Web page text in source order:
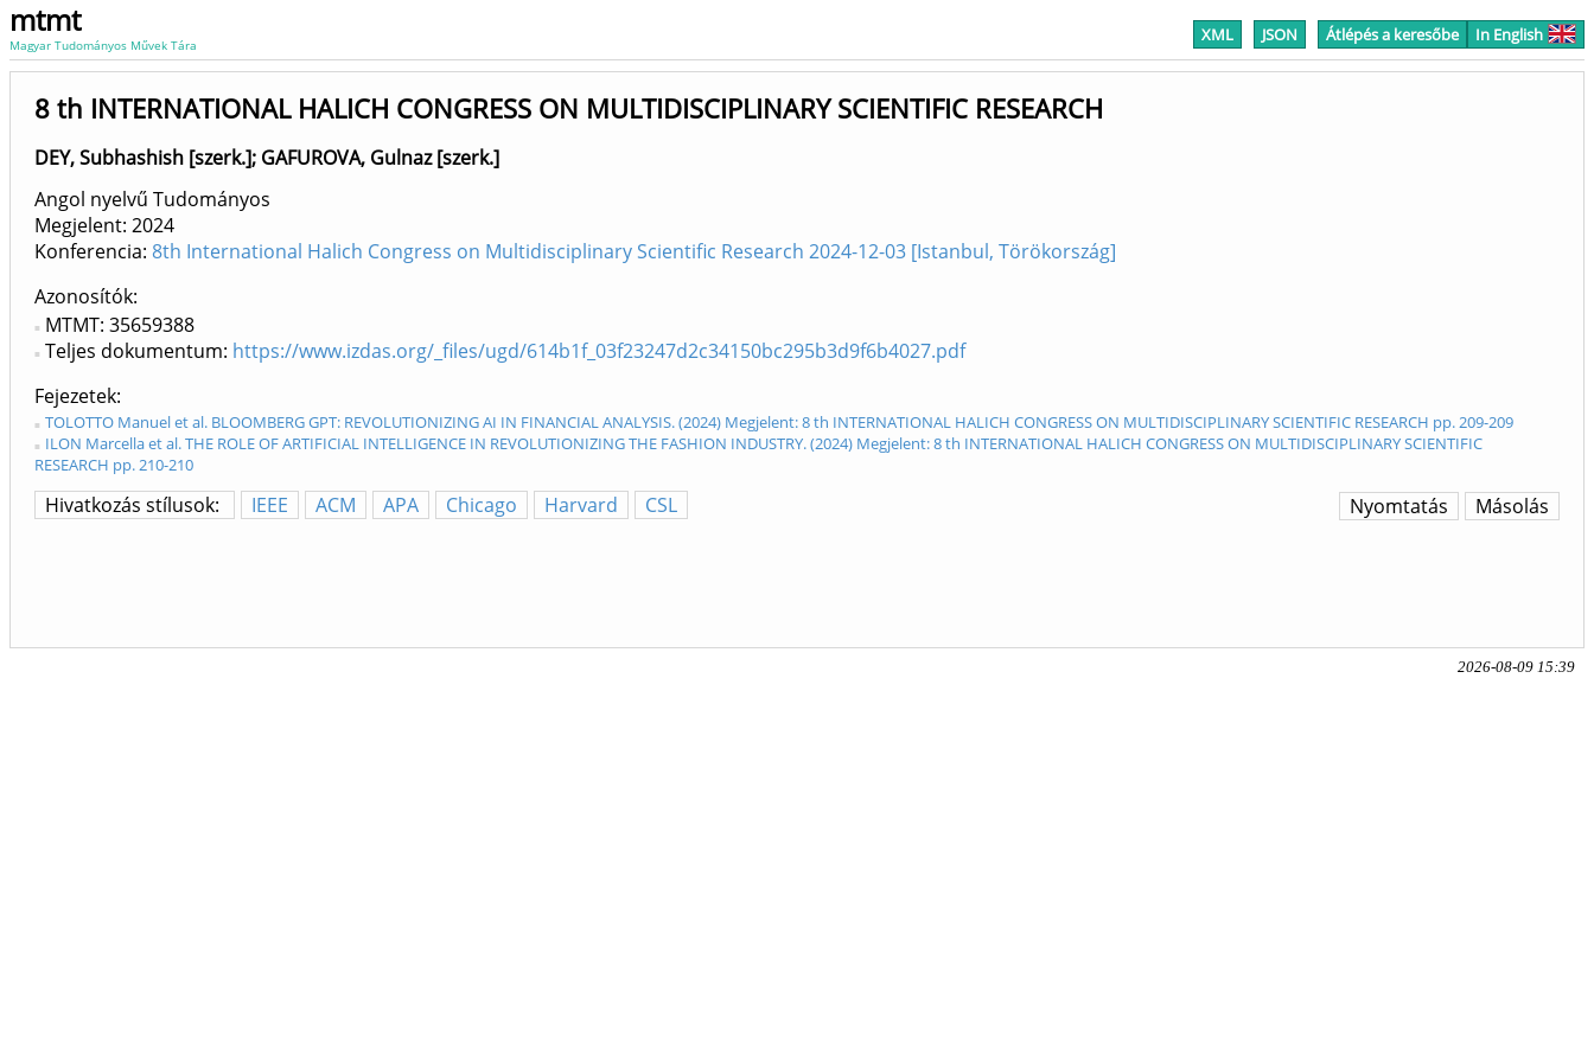
mtmt
Magyar Tudományos Művek Tára XML JSON Átlépés a keresőbe In English
8 th INTERNATIONAL HALICH CONGRESS ON MULTIDISCIPLINARY SCIENTIFIC RESEARCH
DEY, Subhashish [szerk.]; GAFUROVA, Gulnaz [szerk.]
Angol nyelvű Tudományos
Megjelent: 2024
Konferencia: 8th International Halich Congress on Multidisciplinary Scientific Research 2024-12-03 [Istanbul, Törökország]
Azonosítók
MTMT: 35659388
Teljes dokumentum: https://www.izdas.org/_files/ugd/614b1f_03f23247d2c34150bc295b3d9f6b4027.pdf
Fejezetek
TOLOTTO Manuel et al. BLOOMBERG GPT: REVOLUTIONIZING AI IN FINANCIAL ANALYSIS. (2024) Megjelent: 8 th INTERNATIONAL HALICH CONGRESS ON MULTIDISCIPLINARY SCIENTIFIC RESEARCH pp. 209-209
ILON Marcella et al. THE ROLE OF ARTIFICIAL INTELLIGENCE IN REVOLUTIONIZING THE FASHION INDUSTRY. (2024) Megjelent: 8 th INTERNATIONAL HALICH CONGRESS ON MULTIDISCIPLINARY SCIENTIFIC
RESEARCH pp. 210-210
Hivatkozás stílusok: IEEE ACM APA Chicago Harvard CSL Másolás
Nyomtatás
2026-08-09 15:39